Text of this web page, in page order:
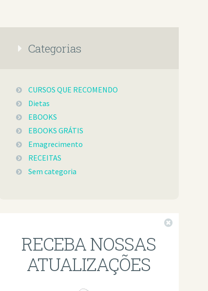
Categorias
CURSOS QUE RECOMENDO
Dietas
EBOOKS
EBOOKS GRÁTIS
Emagrecimento
RECEITAS
Sem categoria
RECEBA NOSSAS
ATUALIZAÇÕES